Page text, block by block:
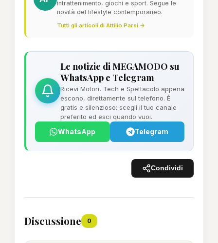
intrattenimento, giochi e sport. Segue le
novità del lifestyle contemporaneo.
Tutti gli articoli di Attilio Parsi →
Le notizie di MEGAMODO su
WhatsApp e Telegram
Ricevi Motori, Tech e Spettacolo appena
escono, direttamente sul telefono. È
gratis e silenzioso: scegli il tuo canale
preferito ed esci quando vuoi.
WhatsApp Telegram
Condividi
Discussione 0